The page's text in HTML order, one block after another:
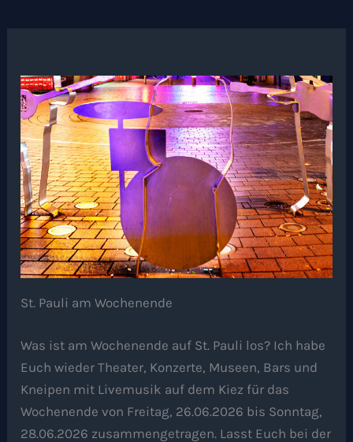
St. Pauli am Wochenende
Was ist am Wochenende auf St. Pauli los? Ich habe
Euch wieder Theater, Konzerte, Museen, Bars und
Kneipen mit Livemusik auf dem Kiez für das
Wochenende von Freitag, 26.06.2026 bis Sonntag,
28.06.2026 zusammengetragen. Lasst Euch bei der